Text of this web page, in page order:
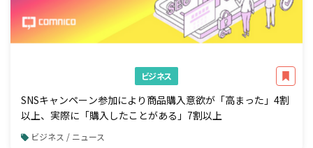
ビジネス
SNSキャンペーン参加により商品購入意欲が「高まった」4割
以上、実際に「購入したことがある」7割以上
ビジネス / ニュース